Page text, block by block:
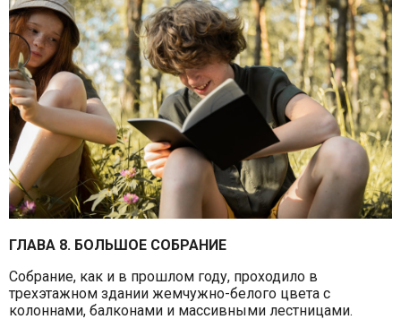
ГЛАВА 8. БОЛЬШОЕ СОБРАНИЕ
Собрание, как и в прошлом году, проходило в
трехэтажном здании жемчужно-белого цвета с
колоннами, балконами и массивными лестницами.